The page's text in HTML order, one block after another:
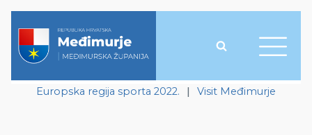
Europska regija sporta 2022. | Visit Međimurje